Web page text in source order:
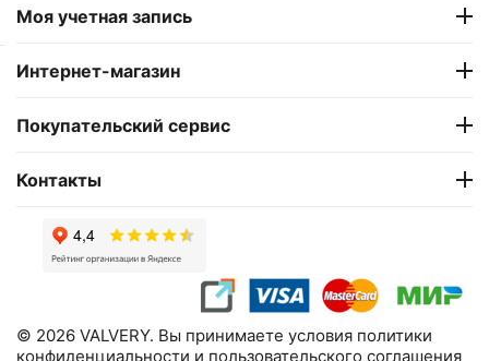
Моя учетная запись
Интернет-магазин
Покупательский сервис
Контакты
© 2026 VALVERY. Вы принимаете условия политики
конфиденциальности и пользовательского соглашения